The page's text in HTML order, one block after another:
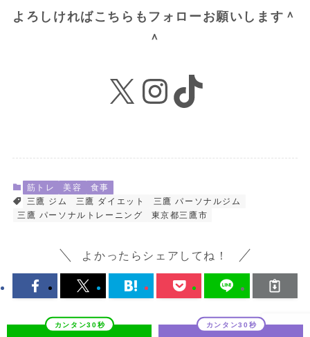
よろしければこちらもフォローお願いします＾
＾
X Instagram
TikTok
筋トレ 美容
食事
三鷹 ジム
三鷹 ダイエット
三鷹 パーソナルジム
三鷹 パーソナルトレーニング
東京都三鷹市
よかったらシェアしてね！